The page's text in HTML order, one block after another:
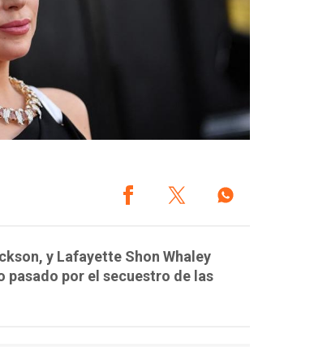
y Lafayette Shon Whaley
pasado por el secuestro de las